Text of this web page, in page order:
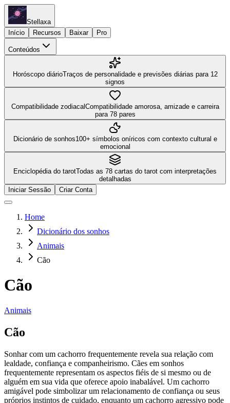
Stellaxa
Início
Recursos Baixar Pro
Conteúdos
Horóscopo diárioTraços de personalidade e previsões diárias para 12
signos
Compatibilidade zodiacalCompatibilidade amorosa, amizade e carreira
para 78 pares
Dicionário de sonhos100+ símbolos oníricos com contexto cultural e
emocional
Enciclopédia do tarotTodas as 78 cartas do tarot com interpretações
detalhadas
Iniciar Sessão
Criar Conta
Home
Dicionário dos sonhos
Animais
Cão
Cão
Animais
Cão
Sonhar com um cachorro frequentemente revela sua relação com
lealdade, confiança e companheirismo. Cães em sonhos
frequentemente representam os aspectos fiéis de si mesmo ou de
alguém em sua vida que oferece apoio inabalável. Um cachorro
amigável pode simbolizar um relacionamento de confiança ou seus
próprios instintos de cuidado, enquanto um cachorro agressivo pode